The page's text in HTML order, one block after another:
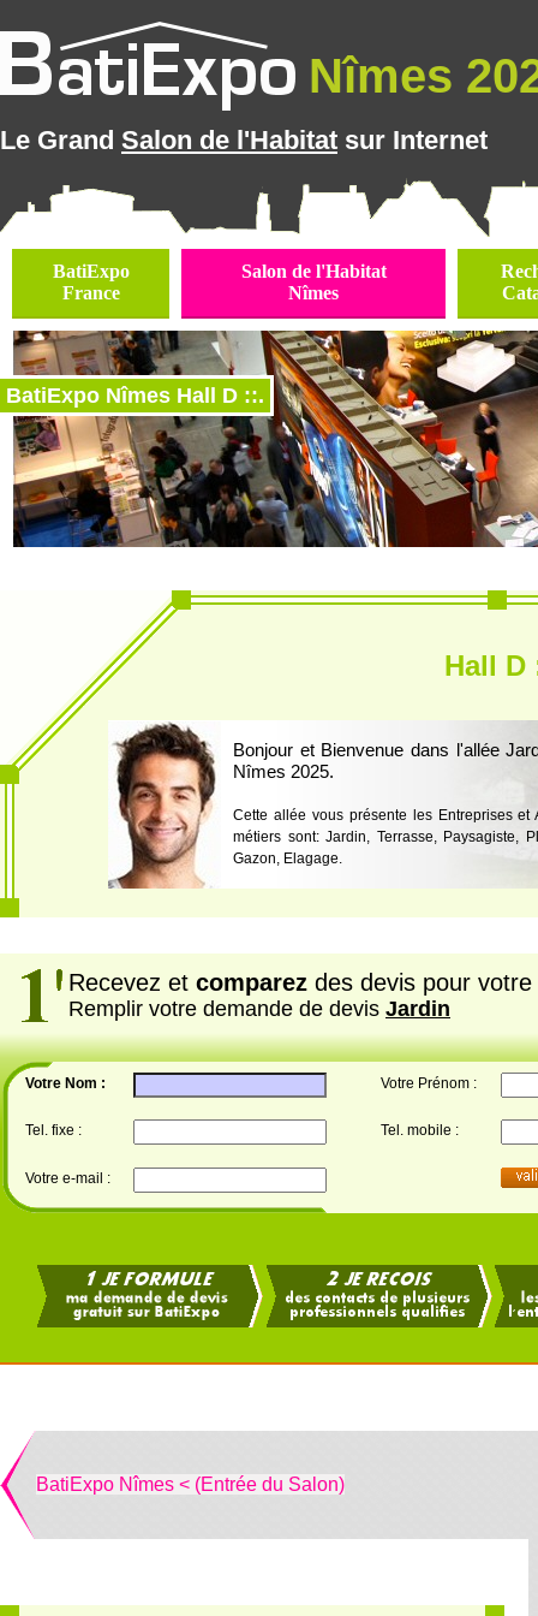
Nîmes
Le Grand Salon de l'Habitat sur Internet
BatiExpo
France
Salon de l'Habitat
Nîmes
BatiExpo Nîmes Hall D ::.
Hall D
Bonjour et Bienvenue dans l'allée
Nîmes 2025.
Cette allée vous présente les Entreprises et
métiers sont: Jardin, Terrasse, Paysagiste,
Gazon, Elagage.
Recevez et comparez des devis pour votre
Remplir votre demande de devis Jardin
Votre Nom : Votre Prénom :
Tel. fixe : Tel. mobile :
Votre e-mail :
BatiExpo Nîmes < (Entrée du Salon)